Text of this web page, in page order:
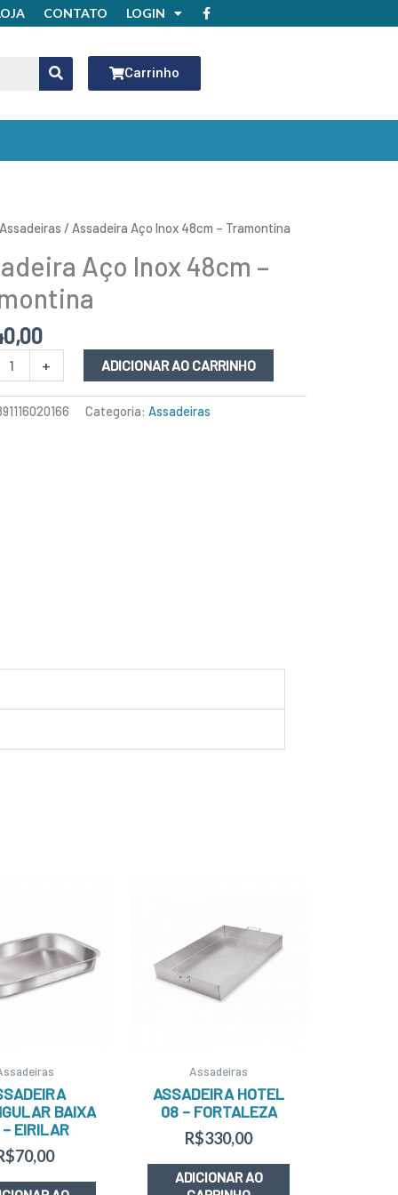
CONTATO LOGIN
F
a
Carrinho
Assadeiras / Assadeira Aço Inox 48cm – Tramontina
Aço Inox 48cm –
+ ADICIONAR AO CARRINHO
Categoria: Assadeiras
BAIXA
EIRILAR
70,00
Assadeiras
ASSADEIRA HOTEL
08 – FORTALEZA
R$330,00
ADICIONAR AO